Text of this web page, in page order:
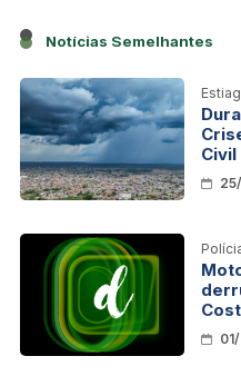
Notícias Semelhantes
El
final